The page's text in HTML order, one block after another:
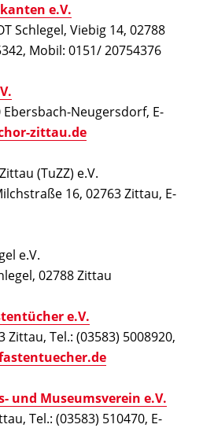
e.V.
Schlegel, Viebig 14, 02788
Mobil: 0151/ 20754376
Ebersbach-Neugersdorf, E-
zittau.de
(TuZZ) e.V.
16, 02763 Zittau, E-
e.V.
02788 Zittau
e.V.
Zittau, Tel.: (03583) 5008920,
und Museumsverein e.V.
Tel.: (03583) 510470, E-